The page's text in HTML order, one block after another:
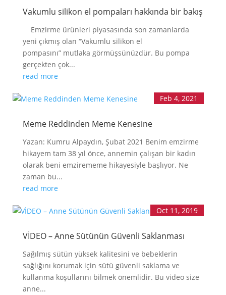
HAFTASI 2026
DURUM
BABYWEARING
Kitap:
HAKKINDA
Vakumlu silikon el pompaları hakkında bir bakış
Emzirme ürünleri piyasasında son zamanlarda
yeni çıkmış olan “Vakumlu silikon el
pompasını” mutlaka görmüşsünüzdür. Bu pompa
gerçekten çok...
read more
Meme Reddinden Meme Kenesine
Feb 4, 2021
Yazan: Kumru Alpaydın, Şubat 2021 Benim emzirme
hikayem tam 38 yıl önce, annemin çalışan bir kadın
olarak beni emzirememe hikayesiyle başlıyor. Ne
zaman bu...
read more
VİDEO – Anne Sütünün Güvenli Saklanması
Oct 11, 2019
Sağılmış sütün yüksek kalitesini ve bebeklerin
sağlığını korumak için sütü güvenli saklama ve
kullanma koşullarını bilmek önemlidir. Bu video size
anne...